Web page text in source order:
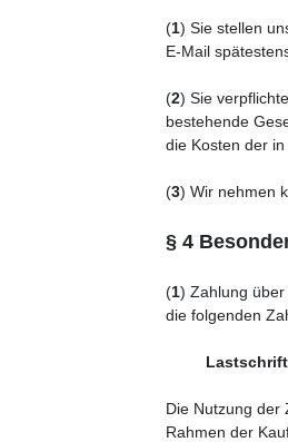
(1) Sie stellen
E-Mail
(2) Sie
bestehende
die Kosten der
(3) Wir nehmen
§ 4
(1) Zahlung über
die folgenden
Die Nutzung der
Rahmen der